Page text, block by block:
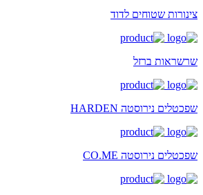
צינורות שטוחים לדוד
שרשראות ברזל
שפכטלים נירוסטה HARDEN
שפכטלים נירוסטה CO.ME